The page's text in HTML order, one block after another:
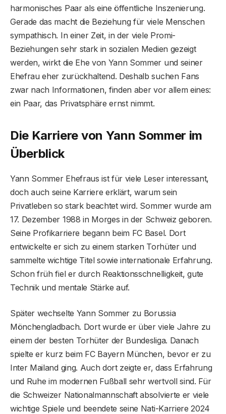
harmonisches Paar als eine öffentliche Inszenierung.
Gerade das macht die Beziehung für viele Menschen
sympathisch. In einer Zeit, in der viele Promi-
Beziehungen sehr stark in sozialen Medien gezeigt
werden, wirkt die Ehe von Yann Sommer und seiner
Ehefrau eher zurückhaltend. Deshalb suchen Fans
zwar nach Informationen, finden aber vor allem eines:
ein Paar, das Privatsphäre ernst nimmt.
Die Karriere von Yann Sommer im
Überblick
Yann Sommer Ehefraus ist für viele Leser interessant,
doch auch seine Karriere erklärt, warum sein
Privatleben so stark beachtet wird. Sommer wurde am
17. Dezember 1988 in Morges in der Schweiz geboren.
Seine Profikarriere begann beim FC Basel. Dort
entwickelte er sich zu einem starken Torhüter und
sammelte wichtige Titel sowie internationale Erfahrung.
Schon früh fiel er durch Reaktionsschnelligkeit, gute
Technik und mentale Stärke auf.
Später wechselte Yann Sommer zu Borussia
Mönchengladbach. Dort wurde er über viele Jahre zu
einem der besten Torhüter der Bundesliga. Danach
spielte er kurz beim FC Bayern München, bevor er zu
Inter Mailand ging. Auch dort zeigte er, dass Erfahrung
und Ruhe im modernen Fußball sehr wertvoll sind. Für
die Schweizer Nationalmannschaft absolvierte er viele
wichtige Spiele und beendete seine Nati-Karriere 2024